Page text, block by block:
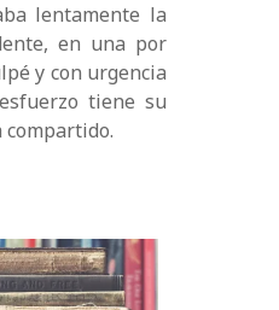
lentamente la
en una por
y con urgencia
tiene su